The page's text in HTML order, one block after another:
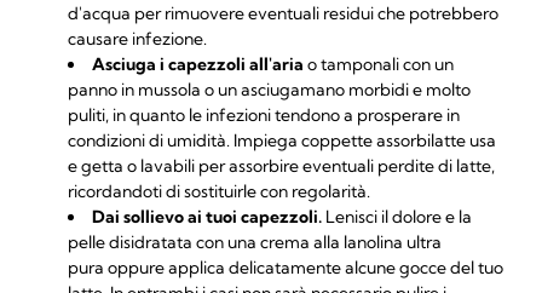
d'acqua per rimuovere eventuali residui che potrebbero
causare infezione.
Asciuga i capezzoli all'aria o tamponali con un
panno in mussola o un asciugamano morbidi e molto
puliti, in quanto le infezioni tendono a prosperare in
condizioni di umidità. Impiega coppette assorbilatte usa
e getta o lavabili per assorbire eventuali perdite di latte,
ricordandoti di sostituirle con regolarità.
Dai sollievo ai tuoi capezzoli. Lenisci il dolore e la
pelle disidratata con una crema alla lanolina ultra
pura oppure applica delicatamente alcune gocce del tuo